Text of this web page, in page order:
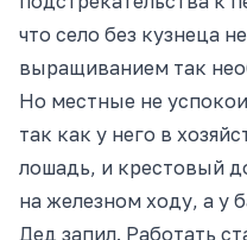
что село без кузнеца
выращиванием так
Но местные не
так как у него в
лошадь, и крестовый
на железном ходу, а у
Дед запил. Работать